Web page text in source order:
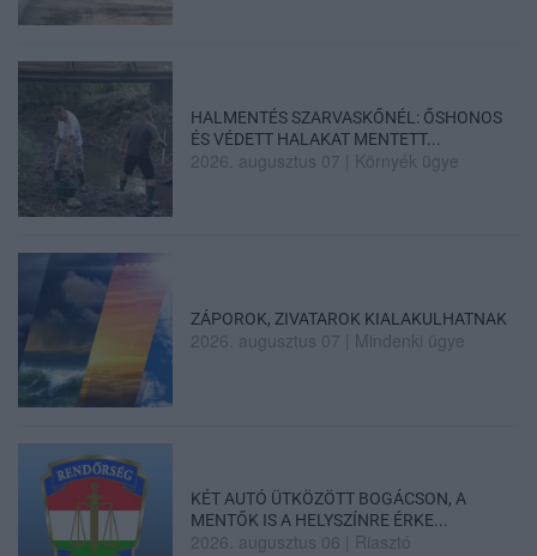
HALMENTÉS SZARVASKŐNÉL: ŐSHONOS
ÉS VÉDETT HALAKAT MENTETT...
2026. augusztus 07 Környék ügye
ZÁPOROK, ZIVATAROK KIALAKULHATNAK
2026. augusztus 07 Mindenki ügye
KÉT AUTÓ ÜTKÖZÖTT BOGÁCSON, A
MENTŐK IS A HELYSZÍNRE ÉRKE...
2026. augusztus 06 Riasztó